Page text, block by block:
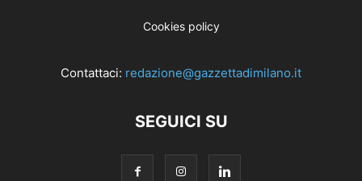
Cookies policy
Contattaci: redazione@gazzettadimilano.it
SEGUICI SU